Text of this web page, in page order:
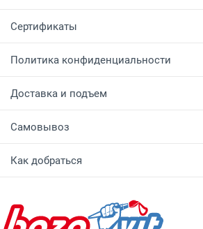
Сертификаты
Политика конфиденциальности
Доставка и подъем
Самовывоз
Как добраться